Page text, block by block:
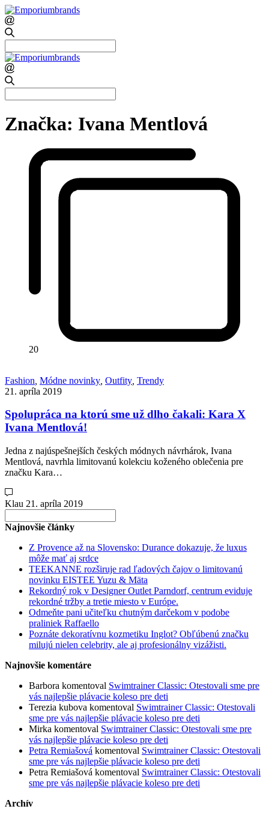
for:
for:
Značka: Ivana Mentlová
20
Fashion Módne novinky Outfity Trendy
21. apríla 2019
Spolupráca na ktorú sme už dlho čakali: Kara X
Ivana Mentlová!
Jedna z najúspešnejších českých módnych návrhárok, Ivana
Mentlová, navrhla limitovanú kolekciu koženého oblečenia pre
značku Kara…
Klau 21. apríla 2019
for:
Najnovšie články
Z Provence až na Slovensko: Durance dokazuje, že luxus
môže mať aj srdce
TEEKANNE rozširuje rad ľadových čajov o limitovanú
novinku EISTEE Yuzu & Mäta
Rekordný rok v Designer Outlet Parndorf, centrum eviduje
rekordné tržby a tretie miesto v Európe.
Odmeňte pani učiteľku chutným darčekom v podobe
praliniek Raffaello
Poznáte dekoratívnu kozmetiku Inglot? Obľúbenú značku
milujú nielen celebrity, ale aj profesionálny vizážisti.
Najnovšie komentáre
Barbora komentoval Swimtrainer Classic: Otestovali sme pre
vás najlepšie plávacie koleso pre deti
Terezia kubova komentoval Swimtrainer Classic: Otestovali
sme pre vás najlepšie plávacie koleso pre deti
Mirka komentoval Swimtrainer Classic: Otestovali sme pre
vás najlepšie plávacie koleso pre deti
Petra Remiašová komentoval Swimtrainer Classic: Otestovali
sme pre vás najlepšie plávacie koleso pre deti
Petra Remiašová komentoval Swimtrainer Classic: Otestovali
sme pre vás najlepšie plávacie koleso pre deti
Archív